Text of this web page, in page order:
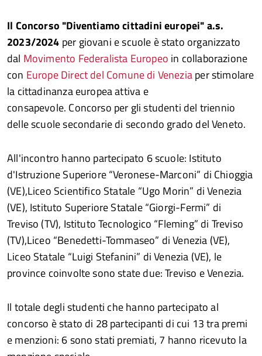
Il Concorso "Diventiamo cittadini europei" a.s.
2023/2024 per giovani e scuole è stato organizzato
dal Movimento Federalista Europeo in collaborazione
con Europe Direct del Comune di Veneziaper stimolare
la cittadinanza europea attiva e
consapevole. Concorso per gli studenti del triennio
delle scuole secondarie di secondo grado del Veneto.
All'incontro hanno partecipato 6 scuole: Istituto
d'Istruzione Superiore “Veronese-Marconi” di Chioggia
(VE),Liceo Scientifico Statale “Ugo Morin” di Venezia
(VE), Istituto Superiore Statale “Giorgi-Fermi” di
Treviso (TV), Istituto Tecnologico “Fleming” di Treviso
(TV),Liceo “Benedetti-Tommaseo” di Venezia (VE),
Liceo Statale “Luigi Stefanini” di Venezia (VE), le
province coinvolte sono state due: Treviso e Venezia.
Il totale degli studenti che hanno partecipato al
concorso è stato di 28 partecipanti di cui 13 tra premi
e menzioni: 6 sono stati premiati, 7 hanno ricevuto la